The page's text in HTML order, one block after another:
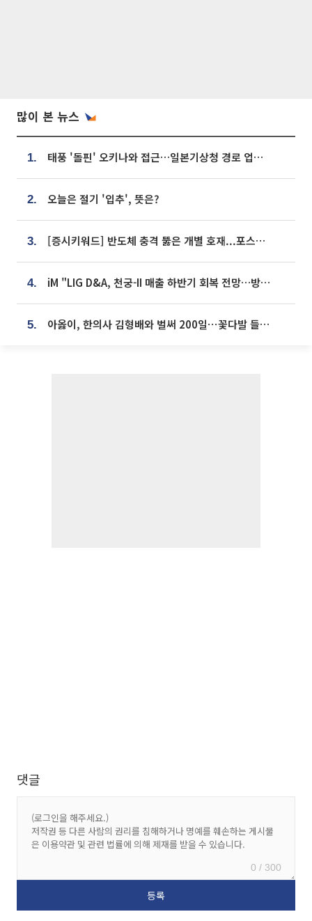
많이 본 뉴스
1. 태풍 '돌핀' 오키나와 접근…일본기상청 경로 업데이트
2. 오늘은 절기 '입추', 뜻은?
3. [증시키워드] 반도체 충격 뚫은 개별 호재...포스코퓨처엠·에코프로·한화솔루션 '눈길'
4. iM "LIG D&A, 천궁-II 매출 하반기 회복 전망…방산 톱픽 유지"
5. 아옳이, 한의사 김형배와 벌써 200일⋯꽃다발 들고 "프러포즈 아냐"
댓글
0 / 300